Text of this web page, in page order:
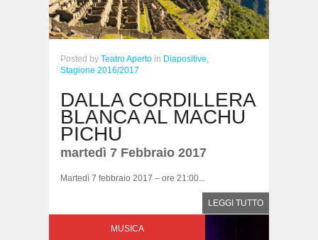
Posted by Teatro Aperto in Diapositive,
Stagione 2016/2017
DALLA CORDILLERA
BLANCA AL MACHU
PICHU
martedì 7 Febbraio 2017
Martedì 7 febbraio 2017 – ore 21:00...
LEGGI TUTTO
MUSICA